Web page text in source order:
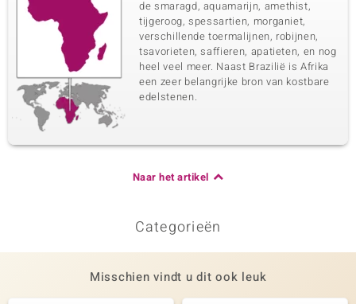
de smaragd, aquamarijn, amethist,
tijgeroog, spessartien, morganiet,
verschillende toermalijnen, robijnen,
tsavorieten, saffieren, apatieten, en nog
heel veel meer. Naast Brazilië is Afrika
een zeer belangrijke bron van kostbare
edelstenen.
Naar het artikel
Categorieën
Misschien vindt u dit ook leuk